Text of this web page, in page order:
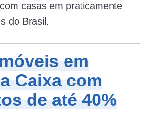
casas em praticamente
do Brasil.
em
Caixa com
de até 40%